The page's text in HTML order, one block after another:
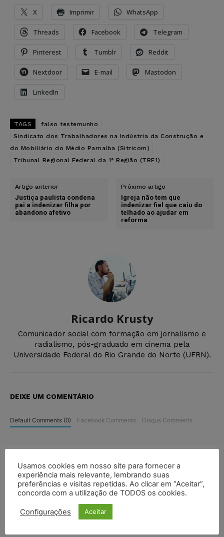
X Imprimir WhatsApp
Threads Facebook Telegram
Pinterest Tumblr Reddit
Nextdoor E-mail Mastodon
LinkedIn
TAGS
falso testemunho
Sindicato dos Trabalhadores na Indústria da Construção e
do Mobiliário do Médio Parnaíba (Sitricom)
Tribunal Regional Federal da 1ª Região (TRF1)
Artigo anterior
Justiça paulista condena
pai a indenizar filha por
abandono afetivo
Próximo artigo
Igreja não tem que
indenizar fiel que caiu do
telhado ao ajudar em
reforma
Ricardo Krusty
Comunicador social com formação em jornalismo e
radialismo, pós-graduado em cinema pela
Universidade Federal do Rio Grande do Norte (UFRN).
DEIXE UM COMENTÁRIO
Default Comments (0) Facebook Comments Disqus Comments
Usamos cookies em nosso site para fornecer a
experiência mais relevante, lembrando suas
preferências e visitas repetidas. Ao clicar em “Aceitar”,
concorda com a utilização de TODOS os cookies.
Configurações Aceitar